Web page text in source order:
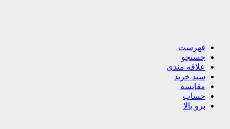
فهرست
جستجو
علاقه مندی
سبد خرید
مقایسه
حساب
برو بالا